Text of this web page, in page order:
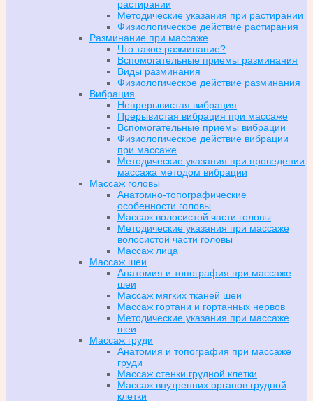
растирании
Методические указания при растирании
Физиологическое действие растирания
Разминание при массаже
Что такое разминание?
Вспомогательные приемы разминания
Виды разминания
Физиологическое действие разминания
Вибрация
Непрерывистая вибрация
Прерывистая вибрация при массаже
Вспомогательные приемы вибрации
Физиологическое действие вибрации
при массаже
Методические указания при проведении
массажа методом вибрации
Массаж головы
Анатомно-топографические
особенности головы
Массаж волосистой части головы
Методические указания при массаже
волосистой части головы
Массаж лица
Массаж шеи
Анатомия и топография при массаже
шеи
Массаж мягких тканей шеи
Массаж гортани и гортанных нервов
Методические указания при массаже
шеи
Массаж груди
Анатомия и топография при массаже
груди
Массаж стенки грудной клетки
Массаж внутренних органов грудной
клетки